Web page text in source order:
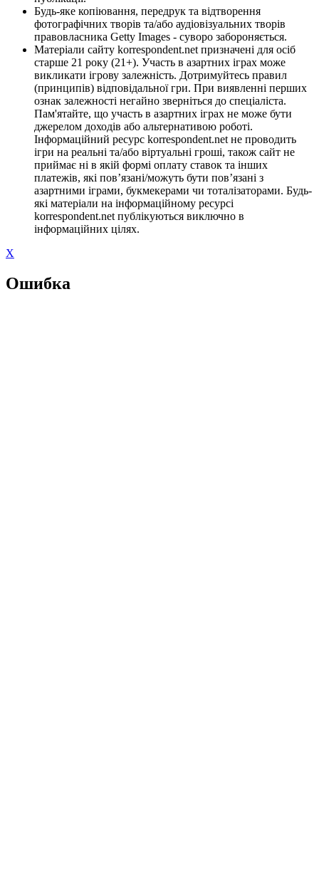
Будь-яке копіювання, передрук та відтворення
фотографічних творів та/або аудіовізуальних творів
правовласника Getty Images - суворо забороняється.
Матеріали сайту korrespondent.net призначені для осіб
старше 21 року (21+). Участь в азартних іграх може
викликати ігрову залежність. Дотримуйтесь правил
(принципів) відповідальної гри. При виявленні перших
ознак залежності негайно зверніться до спеціаліста.
Пам'ятайте, що участь в азартних іграх не може бути
джерелом доходів або альтернативою роботі.
Інформаційний ресурс korrespondent.net не проводить
ігри на реальні та/або віртуальні гроші, також сайт не
приймає ні в якій формі оплату ставок та інших
платежів, які пов’язані/можуть бути пов’язані з
азартними іграми, букмекерами чи тоталізаторами. Будь-
які матеріали на інформаційному ресурсі
korrespondent.net публікуються виключно в
інформаційних цілях.
X
Ошибка